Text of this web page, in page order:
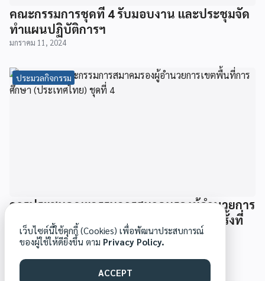
คณะกรรมการชุดที่ 4 รับมอบงาน และประชุมจัด
ทำแผนปฏิบัติการฯ
มกราคม 11, 2024
ประมวลกิจกรรม
การประชุมคณะกรรมการสมาคมรองผู้อำนวยการ
เขตพื้นที่การศึกษา (ประเทศไทย) ชุดที่ 4 ครั้งที่
1/2567
มกราคม 10, 2024
เว็บไซต์นี้ใช้คุกกี้ (Cookies) เพื่อพัฒนาประสบการณ์
ของผู้ใช้ให้ดียิ่งขึ้น ตาม Privacy Policy.
ACCEPT